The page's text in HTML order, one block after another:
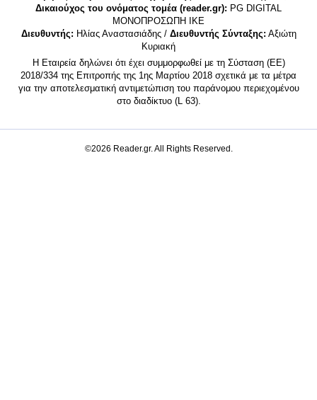
Δικαιούχος του ονόματος τομέα (reader.gr): PG DIGITAL
MONΟΠΡΟΣΩΠΗ ΙΚΕ
Διευθυντής: Ηλίας Αναστασιάδης / Διευθυντής Σύνταξης: Αξιώτη
Κυριακή
Η Εταιρεία δηλώνει ότι έχει συμμορφωθεί με τη Σύσταση (ΕΕ)
2018/334 της Επιτροπής της 1ης Μαρτίου 2018 σχετικά με τα μέτρα
για την αποτελεσματική αντιμετώπιση του παράνομου περιεχομένου
στο διαδίκτυο (L 63).
©2026 Reader.gr. All Rights Reserved.